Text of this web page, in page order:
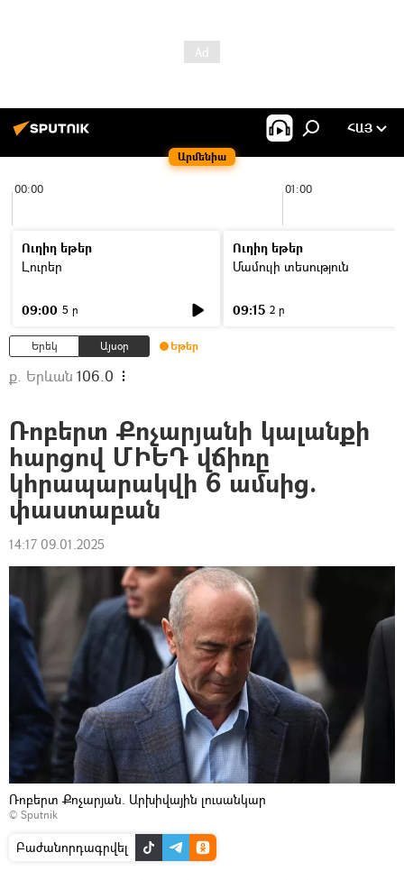
Արմենիա
ՀԱՅ
00:00 01:00
Ուղիղ եթեր
Լուրեր
09:00 5 ր
Ուղիղ եթեր
Մամուլի տեսություն
09:15 2 ր
Երեկ Այսօր Եթեր
ք. Երևան 106.0
Ռոբերտ Քոչարյանի կալանքի
հարցով ՄԻԵԴ վճիռը
կհրապարակվի 6 ամսից.
փաստաբան
14:17 09.01.2025
Ռոբերտ Քոչարյան. Արխիվային լուսանկար
© Sputnik
Բաժանորդագրվել